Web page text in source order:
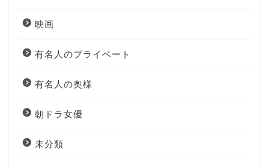
映画
有名人のプライベート
有名人の奥様
朝ドラ女優
未分類